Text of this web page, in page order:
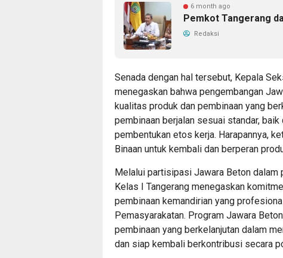
6 month ago
Pemkot Tangerang
Redaksi
Senada dengan hal tersebut, Kepala
menegaskan bahwa pengembangan
kualitas produk dan pembinaan yang
pembinaan berjalan sesuai standar,
pembentukan etos kerja. Harapannya,
Binaan untuk kembali dan berperan
Melalui partisipasi Jawara Beton dalam
Kelas I Tangerang menegaskan
pembinaan kemandirian yang
Pemasyarakatan. Program Jawara
pembinaan yang berkelanjutan dalam
dan siap kembali berkontribusi secara